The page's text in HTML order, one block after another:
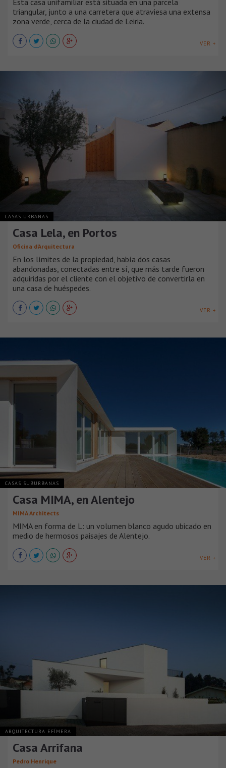
triangular, junto a una carretera que atraviesa una extensa
zona verde, cerca de la ciudad de Leiria.
VER +
CASAS URBANAS
Casa Lela, en Portos
Oficina d’Arquitectura
En los límites de la propiedad, había dos casas
abandonadas, conectadas entre sí, que más tarde fueron
adquiridas por el cliente con el objetivo de convertirla en
una casa de huéspedes.
VER +
CASAS SUBURBANAS
Casa MIMA, en Alentejo
MIMA Architects
MIMA en forma de L: un volumen blanco agudo ubicado en
medio de hermosos paisajes de Alentejo.
VER +
ARQUITECTURA EFÍMERA
Casa Arrifana
Pedro Henrique